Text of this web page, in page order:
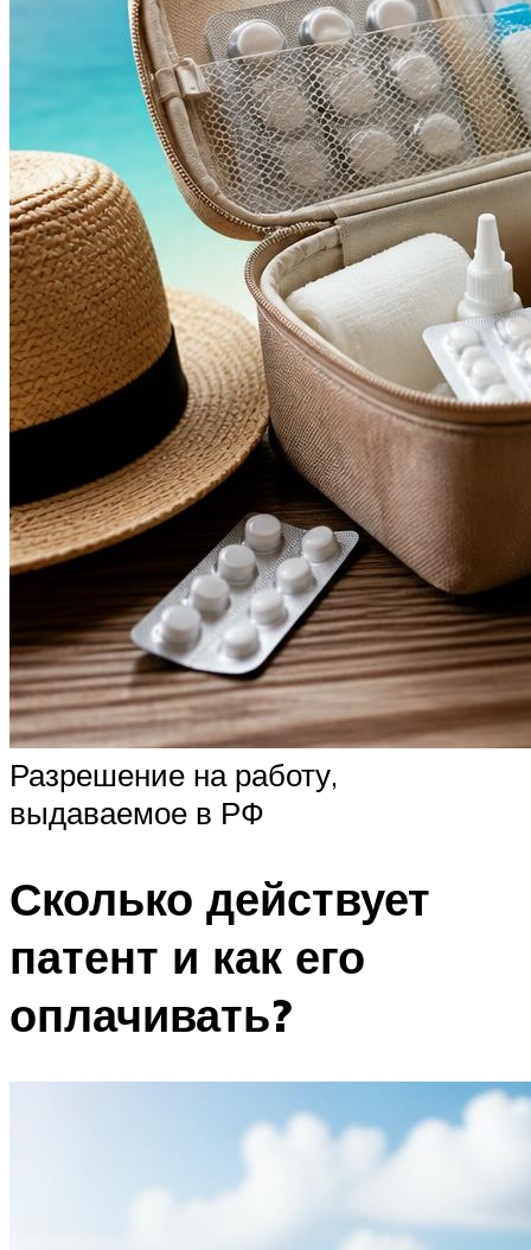
Разрешение на работу,
выдаваемое в РФ
Сколько действует
патент и как его
оплачивать?